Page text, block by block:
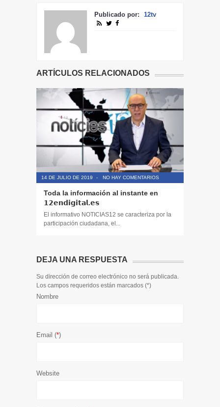
Publicado por: 12tv
ARTÍCULOS RELACIONADOS
14 DE JULIO DE 2019 - NO HAY COMENTARIOS
Toda la información al instante en
𝟭𝟮𝗲𝗻𝗱𝗶𝗴𝗶𝘁𝗮𝗹.𝗲𝘀
El informativo NOTICIAS12 se caracteriza por la
participación ciudadana, el...
DEJA UNA RESPUESTA
Su dirección de correo electrónico no será publicada.
Los campos requeridos están marcados (*)
Nombre
Email (*)
Website